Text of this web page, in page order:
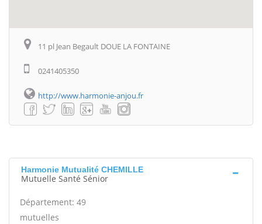
11 pl Jean Begault DOUE LA FONTAINE
0241405350
http://www.harmonie-anjou.fr
Harmonie Mutualité CHEMILLE
Mutuelle Santé Sénior
Département: 49
mutuelles